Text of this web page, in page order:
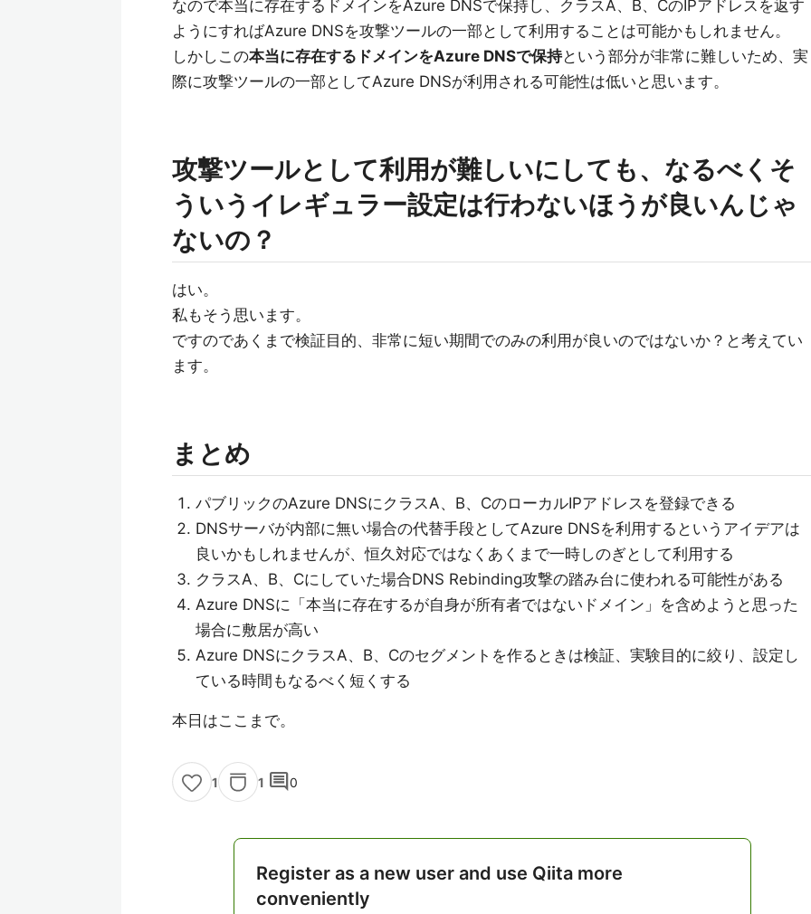
なので本当に存在するドメインをAzure DNSで保持し、クラスA、B、CのIPアドレスを返す
ようにすればAzure DNSを攻撃ツールの一部として利用することは可能かもしれません。
しかしこの本当に存在するドメインをAzure DNSで保持という部分が非常に難しいため、実
際に攻撃ツールの一部としてAzure DNSが利用される可能性は低いと思います。
攻撃ツールとして利用が難しいにしても、なるべくそ
ういうイレギュラー設定は行わないほうが良いんじゃ
ないの？
はい。
私もそう思います。
ですのであくまで検証目的、非常に短い期間でのみの利用が良いのではないか？と考えてい
ます。
まとめ
パブリックのAzure DNSにクラスA、B、CのローカルIPアドレスを登録できる
DNSサーバが内部に無い場合の代替手段としてAzure DNSを利用するというアイデアは
良いかもしれませんが、恒久対応ではなくあくまで一時しのぎとして利用する
クラスA、B、Cにしていた場合DNS Rebinding攻撃の踏み台に使われる可能性がある
Azure DNSに「本当に存在するが自身が所有者ではないドメイン」を含めようと思った
場合に敷居が高い
Azure DNSにクラスA、B、Cのセグメントを作るときは検証、実験目的に絞り、設定し
ている時間もなるべく短くする
本日はここまで。
1 1 comment0
Register as a new user and use Qiita more
conveniently